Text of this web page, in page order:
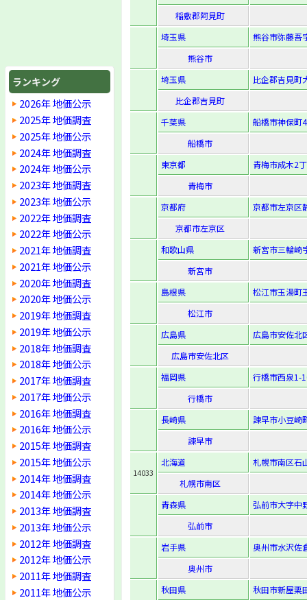
ランキング
2026年 地価公示
2025年 地価調査
2025年 地価公示
2024年 地価調査
2024年 地価公示
2023年 地価調査
2023年 地価公示
2022年 地価調査
2022年 地価公示
2021年 地価調査
2021年 地価公示
2020年 地価調査
2020年 地価公示
2019年 地価調査
2019年 地価公示
2018年 地価調査
2018年 地価公示
2017年 地価調査
2017年 地価公示
2016年 地価調査
2016年 地価公示
2015年 地価調査
2015年 地価公示
2014年 地価調査
2014年 地価公示
2013年 地価調査
2013年 地価公示
2012年 地価調査
2012年 地価公示
2011年 地価調査
2011年 地価公示
稲敷郡阿見町
埼玉県
熊谷市弥藤吾
熊谷市
埼玉県
比企郡吉見町
比企郡吉見町
千葉県
船橋市神保町
船橋市
東京都
青梅市成木2
青梅市
京都府
京都市左京区
京都市左京区
和歌山県
新宮市三輪崎
新宮市
島根県
松江市玉湯町
松江市
広島県
広島市安佐北
広島市安佐北区
福岡県
行橋市西泉1-
行橋市
長崎県
諫早市小豆崎
諫早市
14033
北海道
札幌市南区石
札幌市南区
青森県
弘前市大字中
弘前市
岩手県
奥州市水沢佐
奥州市
秋田県
秋田市新屋栗